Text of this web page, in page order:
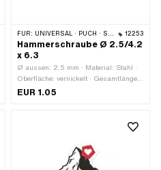
FÜR: UNIVERSAL · PUCH · SACHS 12253
Hammerschraube Ø 2.5/4.2
x 6.3
Ø aussen: 2.5 mm · Material: Stahl ·
Oberfläche: vernickelt · Gesamtlänge:
6.3 mm · Ø Bohrung: 2.2 mm · Ø Kopf
EUR 1.05